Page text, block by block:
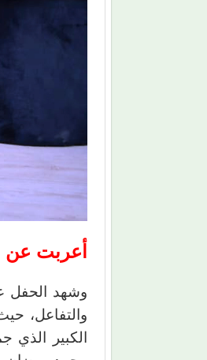
أعربت عن
وشهد الحفل
والتفاعل،
الكبير الذي